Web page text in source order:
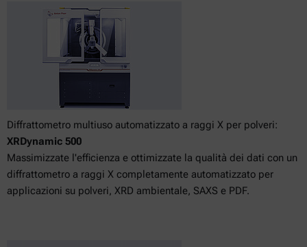
Diffrattometro multiuso automatizzato a raggi X per polveri:
XRDynamic 500
Massimizzate l'efficienza e ottimizzate la qualità dei dati con un
diffrattometro a raggi X completamente automatizzato per
applicazioni su polveri, XRD ambientale, SAXS e PDF.